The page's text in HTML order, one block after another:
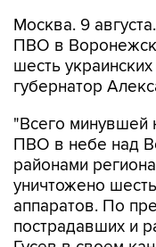
Москва. 9
ПВО в
шесть
губернатор
"Всего
ПВО в небе над
районами
уничтожено
аппаратов. По
пострадавших и